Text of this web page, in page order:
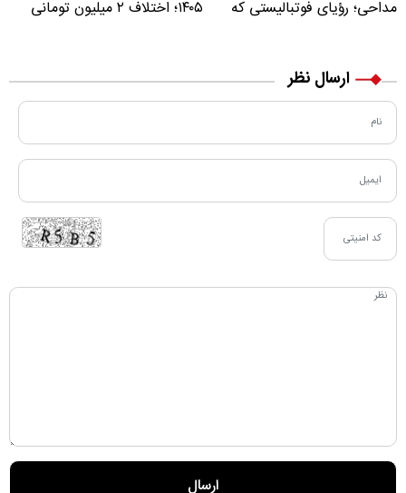
مداحی؛ رؤیای فوتبالیستی که
۱۴۰۵؛ اختلاف ۲ میلیون تومانی
ارسال نظر